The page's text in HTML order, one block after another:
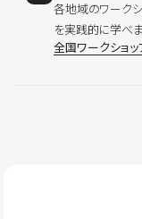
各地域のワーク
を実践的に学べま
全国ワークショッ